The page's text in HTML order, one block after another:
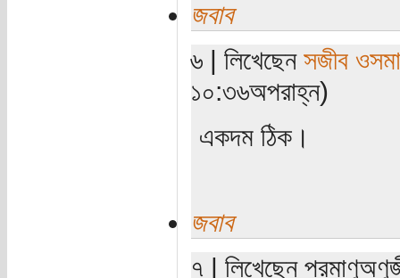
জবাব
৬ | লিখেছেনসজীব
১০:৩৬অপরাহ্ন)
একদম ঠিক।
জবাব
৭ | লিখেছেন